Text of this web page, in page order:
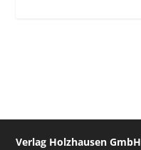
Verlag Holzhausen GmbH